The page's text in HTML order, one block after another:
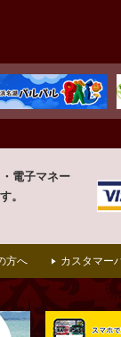
電子マネー
。
方へ カスタマー